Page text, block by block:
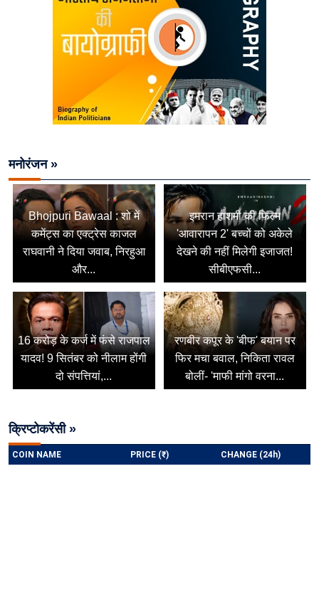
मनोरंजन »
Bhojpuri Bawaal : शो में
कमेंट्स का एक्ट्रेस काजल
राघवानी ने दिया जवाब, निरहुआ
और...
इमरान हाशमी की फिल्म
'आवारापन 2' बच्चों को अकेले
देखने की नहीं मिलेगी इजाजत!
सीबीएफसी...
16 करोड़ के कर्ज में फंसे राजपाल
यादव! 9 सितंबर को नीलाम होंगी
दो संपत्तियां,...
रणबीर कपूर के 'बीफ' बयान पर
फिर मचा बवाल, निकिता रावल
बोलीं- 'माफी मांगो वरना...
क्रिप्टोकरेंसी »